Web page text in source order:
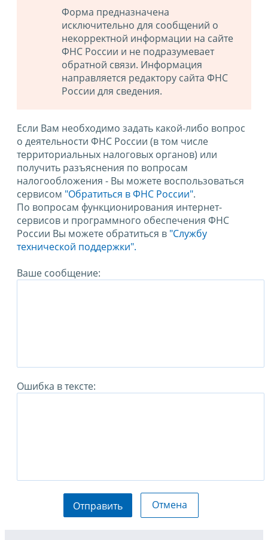
Форма предназначена
исключительно для сообщений о
некорректной информации на сайте
ФНС России и не подразумевает
обратной связи. Информация
направляется редактору сайта ФНС
России для сведения.
Если Вам необходимо задать какой-либо вопрос
о деятельности ФНС России (в том числе
территориальных налоговых органов) или
получить разъяснения по вопросам
налогообложения - Вы можете воспользоваться
сервисом "Обратиться в ФНС России".
По вопросам функционирования интернет-
сервисов и программного обеспечения ФНС
России Вы можете обратиться в "Службу
технической поддержки".
Ваше сообщение:
Ошибка в тексте:
Отправить Отмена